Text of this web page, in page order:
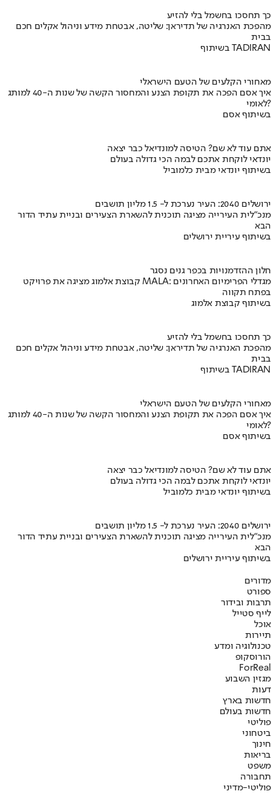
כך תחסכו בחשמל בלי להזיע
מהפכת האנרגיה של תדיראן: שליטה, אבטחת מידע וניהול אקלים חכם
בבית
בשיתוף TADIRAN
מאחורי הקלעים של הטעם הישראלי
איך אסם הפכה את תקופת הצנע והמחסור הקשה של שנות ה-40 למותג
לאומי?
בשיתוף אסם
אתם עוד לא שם? הטיסה למונדיאל כבר יצאה
יונדאי לוקחת אתכם לבמה הכי גדולה בעולם
בשיתוף יונדאי מבית כלמוביל
ירושלים 2040: העיר נערכת ל- 1.5 מליון תושבים
מנכ"לית העירייה מציגה תוכנית להשארת הצעירים ובניית עתיד הדור
הבא
בשיתוף עיריית ירושלים
חלון ההזדמנויות בכפר גנים נסגר
קבוצת אלמוג מציגה את פרויקט MALA: מגדלי הפרימיום האחרונים
בפתח תקווה
בשיתוף קבוצת אלמוג
כך תחסכו בחשמל בלי להזיע
מהפכת האנרגיה של תדיראן: שליטה, אבטחת מידע וניהול אקלים חכם
בבית
בשיתוף TADIRAN
מאחורי הקלעים של הטעם הישראלי
איך אסם הפכה את תקופת הצנע והמחסור הקשה של שנות ה-40 למותג
לאומי?
בשיתוף אסם
אתם עוד לא שם? הטיסה למונדיאל כבר יצאה
יונדאי לוקחת אתכם לבמה הכי גדולה בעולם
בשיתוף יונדאי מבית כלמוביל
ירושלים 2040: העיר נערכת ל- 1.5 מליון תושבים
מנכ"לית העירייה מציגה תוכנית להשארת הצעירים ובניית עתיד הדור
הבא
בשיתוף עיריית ירושלים
מדורים
ספורט
תרבות ובידור
לייף סטייל
אוכל
תיירות
טכנולוגיה ומדע
הורוסקופ
ForReal
מגזין השבוע
דעות
חדשות בארץ
חדשות בעולם
פוליטי
ביטחוני
חינוך
בריאות
משפט
תחבורה
פוליטי-מדיני